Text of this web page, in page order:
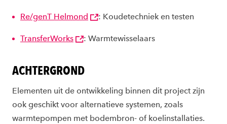
Re/genT Helmond : Koudetechniek en testen
TransferWorks : Warmtewisselaars
ACHTERGROND
Elementen uit de ontwikkeling binnen dit project zijn
ook geschikt voor alternatieve systemen, zoals
warmtepompen met bodembron- of koelinstallaties.